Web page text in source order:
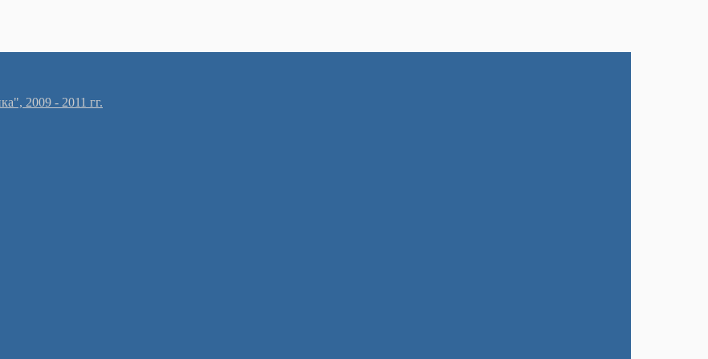
2009 - 2011 гг.